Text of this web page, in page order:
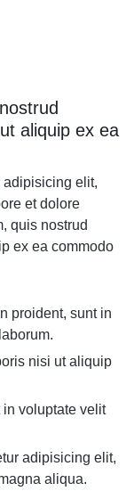
aliquip ex ea
adipisicing elit,
et dolore
quis nostrud
ex ea commodo
proident, sunt in
nisi ut aliquip
voluptate velit
adipisicing elit,
aliqua.